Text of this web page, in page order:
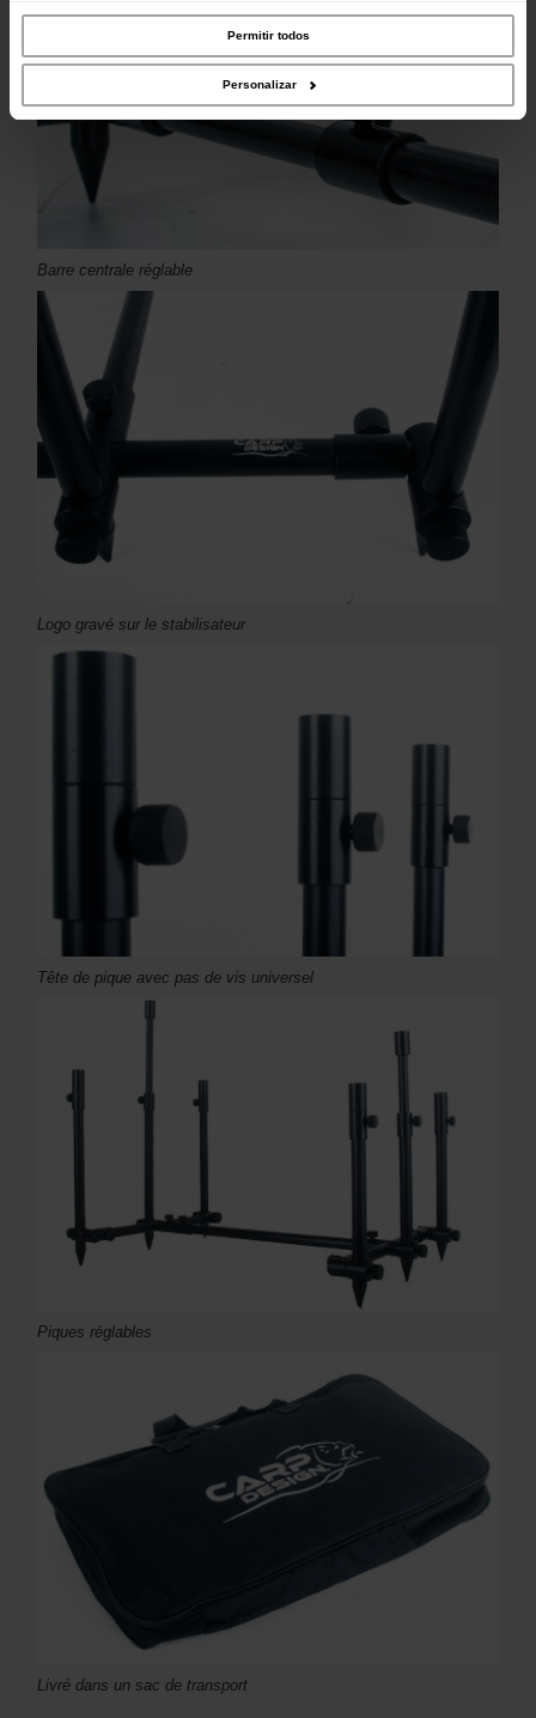
parceiros de redes sociais, de publicidade e de análise, que as podem combinar
com outras informações que lhes forneceu ou recolhidas por estes a partir da
sua utilização dos respetivos serviços.
Permitir todos
Personalizar
Barre centrale réglable
Logo gravé sur le stabilisateur
Tête de pique avec pas de vis universel
Piques réglables
Livré dans un sac de transport